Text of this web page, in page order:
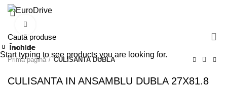
Prima pagină CULISANTA DUBLA
CULISANTA IN ANSAMBLU DUBLA 27X81.8
Închide
Închide
Închide
Închide
Închide
Închide
Închide
Închide
Start typing to see products you are looking for.